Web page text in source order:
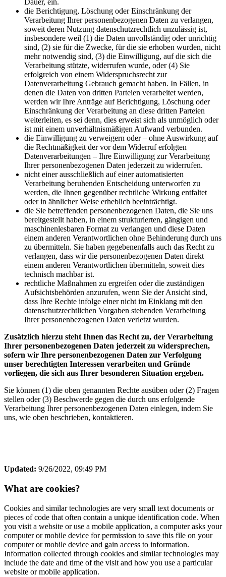
Dauer, ein.
die Berichtigung, Löschung oder Einschränkung der
Verarbeitung Ihrer personenbezogenen Daten zu verlangen,
soweit deren Nutzung datenschutzrechtlich unzulässig ist,
insbesondere weil (1) die Daten unvollständig oder unrichtig
sind, (2) sie für die Zwecke, für die sie erhoben wurden, nicht
mehr notwendig sind, (3) die Einwilligung, auf die sich die
Verarbeitung stützte, widerrufen wurde, oder (4) Sie
erfolgreich von einem Widerspruchsrecht zur
Datenverarbeitung Gebrauch gemacht haben. In Fällen, in
denen die Daten von dritten Parteien verarbeitet werden,
werden wir Ihre Anträge auf Berichtigung, Löschung oder
Einschränkung der Verarbeitung an diese dritten Parteien
weiterleiten, es sei denn, dies erweist sich als unmöglich oder
ist mit einem unverhältnismäßigen Aufwand verbunden.
die Einwilligung zu verweigern oder – ohne Auswirkung auf
die Rechtmäßigkeit der vor dem Widerruf erfolgten
Datenverarbeitungen – Ihre Einwilligung zur Verarbeitung
Ihrer personenbezogenen Daten jederzeit zu widerrufen.
nicht einer ausschließlich auf einer automatisierten
Verarbeitung beruhenden Entscheidung unterworfen zu
werden, die Ihnen gegenüber rechtliche Wirkung entfaltet
oder in ähnlicher Weise erheblich beeinträchtigt.
die Sie betreffenden personenbezogenen Daten, die Sie uns
bereitgestellt haben, in einem strukturierten, gängigen und
maschinenlesbaren Format zu verlangen und diese Daten
einem anderen Verantwortlichen ohne Behinderung durch uns
zu übermitteln. Sie haben gegebenenfalls auch das Recht zu
verlangen, dass wir die personenbezogenen Daten direkt
einem anderen Verantwortlichen übermitteln, soweit dies
technisch machbar ist.
rechtliche Maßnahmen zu ergreifen oder die zuständigen
Aufsichtsbehörden anzurufen, wenn Sie der Ansicht sind,
dass Ihre Rechte infolge einer nicht im Einklang mit den
datenschutzrechtlichen Vorgaben stehenden Verarbeitung
Ihrer personenbezogenen Daten verletzt wurden.
Zusätzlich hierzu steht Ihnen das Recht zu, der Verarbeitung
Ihrer personenbezogenen Daten jederzeit zu widersprechen,
sofern wir Ihre personenbezogenen Daten zur Verfolgung
unser berechtigten Interessen verarbeiten und Gründe
vorliegen, die sich aus Ihrer besonderen Situation ergeben.
Sie können (1) die oben genannten Rechte ausüben oder (2) Fragen
stellen oder (3) Beschwerde gegen die durch uns erfolgende
Verarbeitung Ihrer personenbezogenen Daten einlegen, indem Sie
uns, wie oben beschrieben, kontaktieren.
Updated: 9/26/2022, 09:49 PM
What are cookies?
Cookies and similar technologies are very small text documents or
pieces of code that often contain a unique identification code. When
you visit a website or use a mobile application, a computer asks your
computer or mobile device for permission to save this file on your
computer or mobile device and gain access to information.
Information collected through cookies and similar technologies may
include the date and time of the visit and how you use a particular
website or mobile application.